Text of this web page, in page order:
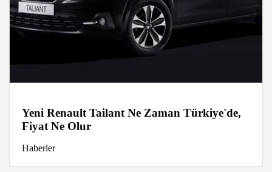
Yeni Renault Tailant Ne Zaman Türkiye'de,
Fiyat Ne Olur
Haberler